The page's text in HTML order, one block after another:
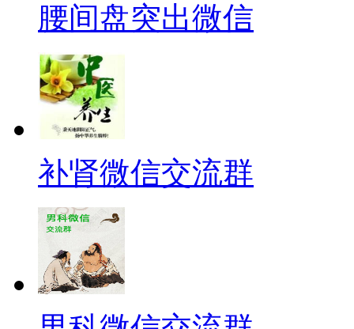
腰间盘突出微信
补肾微信交流群